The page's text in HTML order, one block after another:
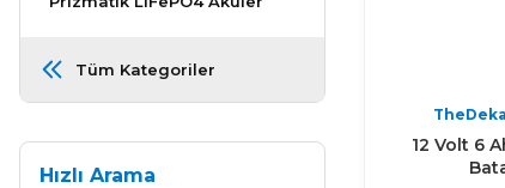
Tüm Kategoriler
Hızlı Arama
12 Volt 6